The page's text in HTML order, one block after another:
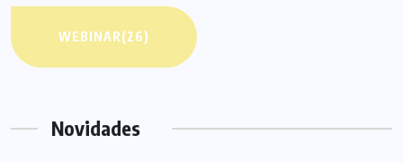
WEBINAR(26)
Novidades